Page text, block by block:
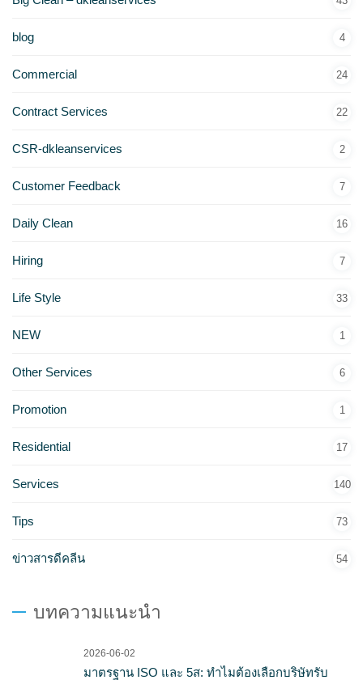
blog 4
Commercial 24
Contract Services 22
CSR-dkleanservices 2
Customer Feedback 7
Daily Clean 16
Hiring 7
Life Style 33
NEW 1
Other Services 6
Promotion 1
Residential 17
Services 140
Tips 73
ข่าวสารดีคลีน 54
บทความแนะนำ
2026-06-02
มาตรฐาน ISO และ 5ส: ทำไมต้องเลือกบริษัทรับ